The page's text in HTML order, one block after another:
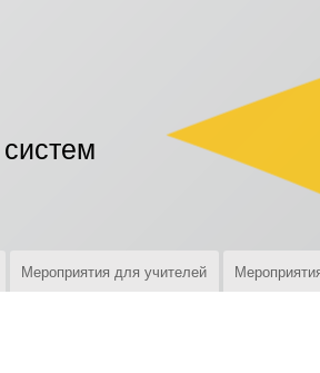
Мероприятия для учителей